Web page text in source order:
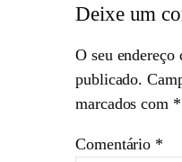
Deixe um
O seu endereço
publicado.
marcados com *
Comentário *